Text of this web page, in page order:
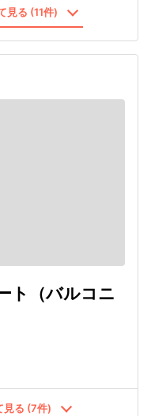
見る (11件)
ト（バルコニ
見る (7件)